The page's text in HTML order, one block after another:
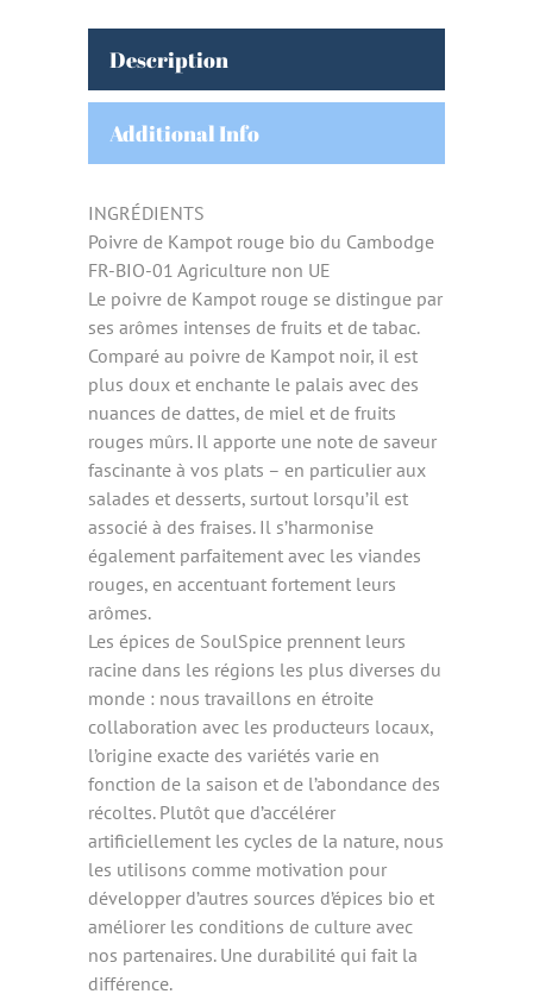
Description
Additional Info
INGRÉDIENTS
Poivre de Kampot rouge bio du Cambodge
FR-BIO-01 Agriculture non UE
Le poivre de Kampot rouge se distingue par
ses arômes intenses de fruits et de tabac.
Comparé au poivre de Kampot noir, il est
plus doux et enchante le palais avec des
nuances de dattes, de miel et de fruits
rouges mûrs. Il apporte une note de saveur
fascinante à vos plats – en particulier aux
salades et desserts, surtout lorsqu’il est
associé à des fraises. Il s’harmonise
également parfaitement avec les viandes
rouges, en accentuant fortement leurs
arômes.
Les épices de SoulSpice prennent leurs
racine dans les régions les plus diverses du
monde : nous travaillons en étroite
collaboration avec les producteurs locaux,
l’origine exacte des variétés varie en
fonction de la saison et de l’abondance des
récoltes. Plutôt que d’accélérer
artificiellement les cycles de la nature, nous
les utilisons comme motivation pour
développer d’autres sources d’épices bio et
améliorer les conditions de culture avec
nos partenaires. Une durabilité qui fait la
différence.